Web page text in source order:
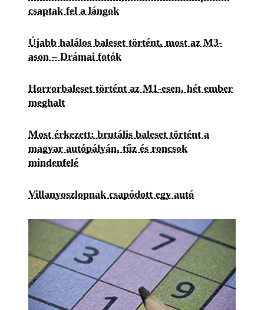
csaptak fel a lángok
Újabb halálos baleset történt, most az M3-
ason – Drámai fotók
Horrorbaleset történt az M1-esen, hét ember
meghalt
Most érkezett: brutális baleset történt a
magyar autópályán, tűz és roncsok
mindenfelé
Villanyoszlopnak csapódott egy autó